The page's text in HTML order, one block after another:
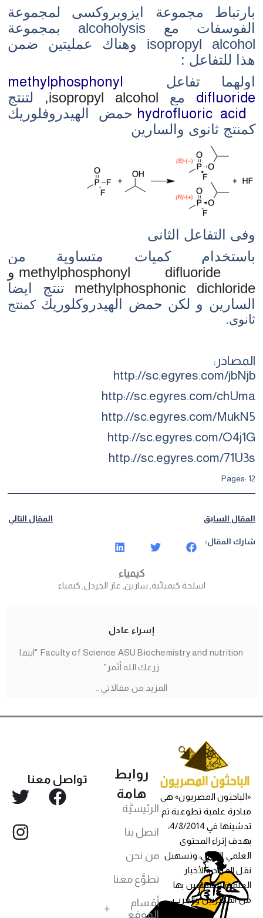
بارتباط مجموعة ايزوبروكسى لمجموعة
الفوسفات مع alcoholysis بمجموعة
isopropyl alcohol وهناك عمليتين ضمن
هذا للتفاعل :
اولهما تفاعل
methylphosphonyl
difluoride مع isopropyl alcohol,
لتنتج
hydrofluoric acid حمض الهيدروفلوريك
كمنتج ثانوى والسارين
وفى التفاعل الثانى
باستخدام كميات متساوية من
methylphosphonyl difluoride و
methylphosphonic dichloride تنتج ايضا
السارين و لكن حمض الهيدروكلوريك كمنتج
ثانوى.
المصادر:
http://sc.egyres.com/jbNjb
http://sc.egyres.com/chUma
http://sc.egyres.com/MukN5
http://sc.egyres.com/O4j1G
http://sc.egyres.com/71U3s
Pages: 12
المقال السابق المقال التالي
شارك المقال:
كيمياء
اسلحة كيميائية سارين غاز الخردل كيمياء
إسراء عادل
Faculty of Science ASU Biochemistry and nutrition "اينما
زرعك الله أثمر"
المزيد من مقالاتي ..
«الباحثون المصريون» هي
مبادرة علمية تطوعية تم
تدشينها في 4/8/2014،
بهدف إثراء المحتوى
العلمي العربي، وتسهيل
نقل المواد والأخبار
العلمية للمهتمين بها
من المصريين والعرب،
روابط
هامة
الرئيسيَّة
اتصل بنا
من نحن
تطوَّع معنا
أقسام
الموقع
تواصل معنا